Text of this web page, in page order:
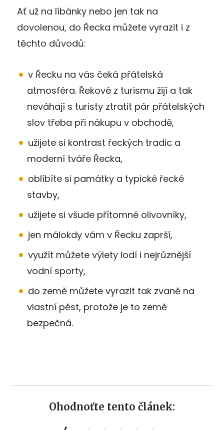
Ať už na líbánky nebo jen tak na
dovolenou, do Řecka můžete vyrazit i z
těchto důvodů:
v Řecku na vás čeká přátelská
atmosféra. Řekové z turismu žijí a tak
neváhají s turisty ztratit pár přátelských
slov třeba při nákupu v obchodě,
užijete si kontrast řeckých tradic a
moderní tváře Řecka,
oblíbíte si památky a typické řecké
stavby,
užijete si všude přítomné olivovníky,
jen málokdy vám v Řecku zaprší,
využít můžete výlety lodí i nejrůznější
vodní sporty,
do země můžete vyrazit tak zvaně na
vlastní pěst, protože je to země
bezpečná.
Ohodnoťte tento článek: